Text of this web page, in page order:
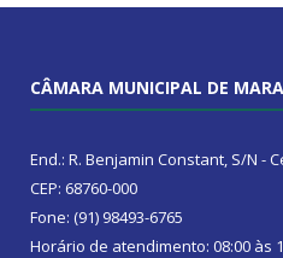
CÂMARA MUNICIPAL DE
End.: R. Benjamin Constant, S/N -
CEP: 68760-000
Fone: (91) 98493-6765
Horário de atendimento: 08:00 às